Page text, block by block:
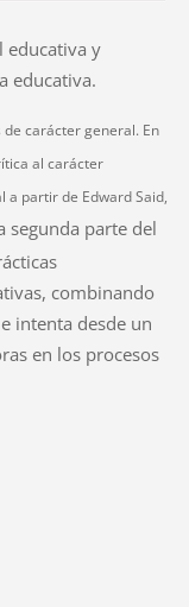
educativa y
educativa.
carácter general. En
al carácter
a partir de Edward Said,
segunda parte del
combinando
intenta desde un
en los procesos